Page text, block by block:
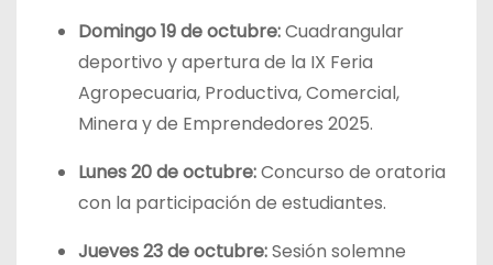
Domingo 19 de octubre:Cuadrangular
deportivo y apertura de la IX Feria
Agropecuaria, Productiva, Comercial,
Minera y de Emprendedores 2025.
Lunes 20 de octubre:Concurso de oratoria
con la participación de estudiantes.
Jueves 23 de octubre:Sesión solemne